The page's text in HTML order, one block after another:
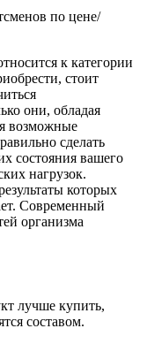
к категории
стоит
они, обладая
возможные
сделать
состояния вашего
нагрузок.
которых
Современный
организма
лучше купить,
составом.